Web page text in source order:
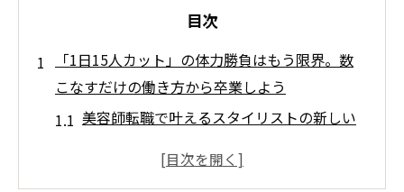
目次
「1日15人カット」の体力勝負はもう限界。数
こなすだけの働き方から卒業しよう
美容師転職で叶えるスタイリストの新しい
体力を守る求人選びで理容師キャリアを再